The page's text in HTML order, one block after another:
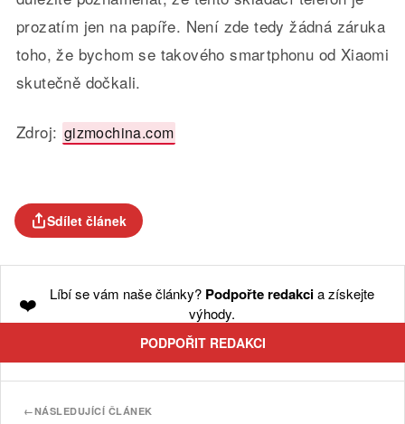
prozatím jen na papíře. Není zde tedy žádná záruka
toho, že bychom se takového smartphonu od Xiaomi
skutečně dočkali.
Zdroj: gizmochina.com
Sdílet článek
❤️ Líbí se vám naše články? Podpořte redakcia získejte
výhody.
PODPOŘIT REDAKCI
←NÁSLEDUJÍCÍ ČLÁNEK